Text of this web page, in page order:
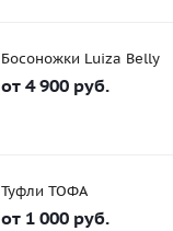
Босоножки Luiza Belly
от 4 900 руб.
Туфли ТОФА
от 1 000 руб.